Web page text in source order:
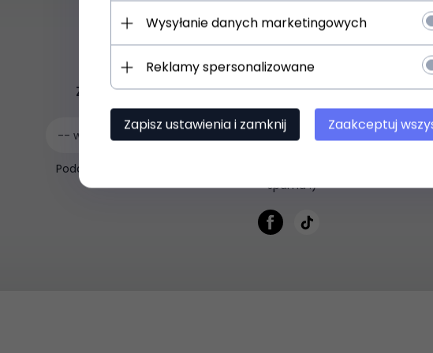
Newsletter
Zapisz się do newslettera aby być na bieżąco z
-- wpisz adres e-mail --
Podając email akceptujesz
. Możesz być
spamu :)
Wysyłanie danych marketingowych
Reklamy spersonalizowane
Zapisz ustawienia i zamknij Zaakceptuj